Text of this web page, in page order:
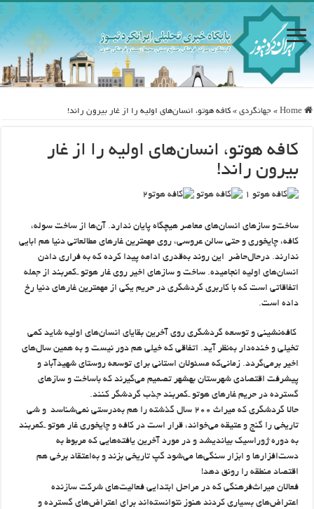
Home
» جهانگردی » کافه هوتو، انسان‌های اولیه را از غار بیرون راند!
کافه هوتو، انسان‌های اولیه را از غار
بیرون راند!
ساخت‌و سازهای انسان‌های معاصر هیچگاه پایان ندارد. آن‌ها از ساخت سوله‌،
کافه‌، چایخوری و حتی سالن‌ عروسی، روی مهمترین غارهای مطالعاتی دنیا هم ابایی
ندارند. درحال‌حاضر این روند به‌قدری ادامه پیدا کرده که به فراری دادن
انسان‌های اولیه انجامیده. ساخت و سازهای اخیر روی غار هوتو ـ‌کمربند از جمله
اتفاقاتی است که با کاربری گردشگری در حریم یکی از مهمترین غار‌های دنیا رخ
داده است.
کافه‌نشینی و توسعه گردشگری روی آخرین بقایای انسان‌های اولیه شاید کمی
تخیلی و خنده‌دار به‌نظر آید. اتفاقی که خیلی هم دور نیست و به همین سال‌های
اخیر برمی‌گردد. زمانی‌که مسئولان استانی برای توسعه روستای شهیدآباد و
پیشرفت اقتصادی شهرستان بهشهر تصمیم می‌گیرند که باساخت و سازهای
گسترده در حریم غارهای هوتو ـ‌کمربند جذب گردشگر کنند.
حالا گردشگری که میراث‌ ۲۰۰ سال گذشته را هم به‌درستی نمی‌شناسد و شی
تاریخی را گنج و عتیقه می‌خواند، قرار است در کافه و چایخوری غار هوتو ـ‌کمربند
به دوره ژوراسیک بیاندیشد و در مورد آخرین یافته‌هایی که مربوط به
دست‌افزارها و ابزار سنگی‌ها می‌شود گپ تاریخی بزند و به‌اعتقاد برخی هم
اقتصاد منطقه را رونق دهد!
فعالان میراث‌فرهنگی که در مراحل ابتدایی فعالیت‌های شرکت سازنده
اعتراض‌های بسیاری کردند هنوز نتوانسته‌اند برای اعتراض‌های گسترده و